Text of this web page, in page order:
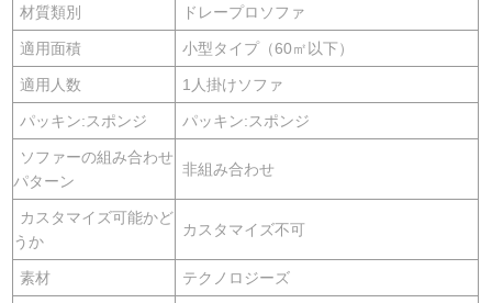
材質類別 ドレープロソファ
適用面積 小型タイプ（60㎡以下）
適用人数 1人掛けソファ
パッキン:スポンジ パッキン:スポンジ
ソファーの組み合わせ
パターン
非組み合わせ
カスタマイズ可能かど
うか
カスタマイズ不可
素材 テクノロジーズ